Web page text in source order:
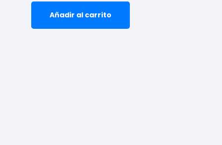
Añadir al carrito